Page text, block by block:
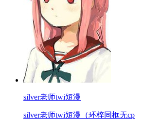
silver老师twi短漫
silver老师twi短漫（环梓同框无cp